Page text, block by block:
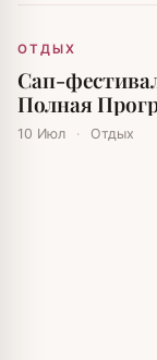
ОТДЫХ
Сап-
Полная
Праздника
10 Июл · Отдых